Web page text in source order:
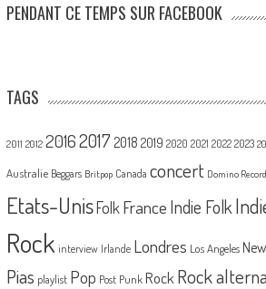
PENDANT CE TEMPS SUR FACEBOOK
TAGS
2011 2012 20162017 2018 2019 2020 2021 2022 2023
Australie Beggars Britpop Canada concert Domino
Etats-UnisFolk France Indie Folk
Rock interview Irlande Londres Los Angeles
Pias playlist Pop Post Punk Rock Rock